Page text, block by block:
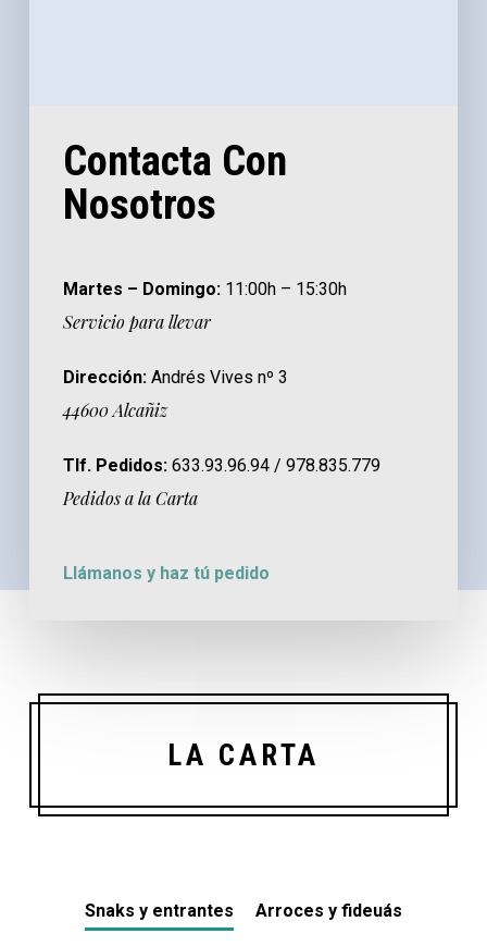
Contacta Con
Nosotros
Martes – Domingo: 11:00h – 15:30h
Servicio para llevar
Dirección: Andrés Vives nº 3
44600 Alcañiz
Tlf. Pedidos: 633.93.96.94 / 978.835.779
Pedidos a la Carta
Llámanos y haz tú pedido
LA CARTA
Snaks y entrantes Arroces y fideuás